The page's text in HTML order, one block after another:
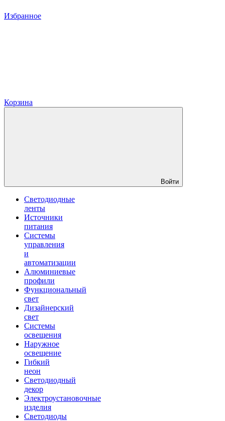
Избранное
Корзина
Войти
Светодиодные
ленты
Источники
питания
Системы
управления
и
автоматизации
Алюминиевые
профили
Функциональный
свет
Дизайнерский
свет
Системы
освещения
Наружное
освещение
Гибкий
неон
Светодиодный
декор
Электроустановочные
изделия
Светодиоды